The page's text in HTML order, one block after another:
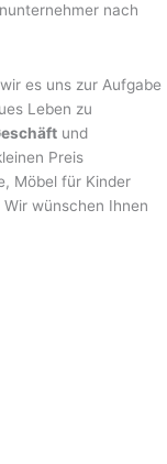
nach
es uns zur Aufgabe
Leben zu
und
Preis
Möbel für Kinder
wünschen Ihnen